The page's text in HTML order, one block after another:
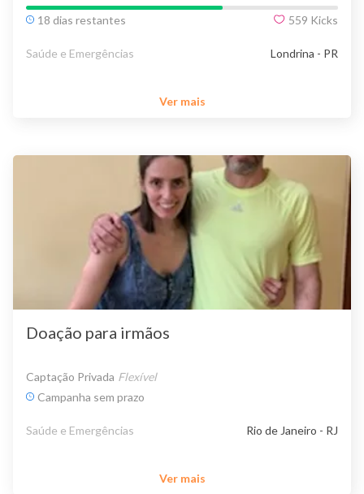
18 dias restantes
559 Kicks
Saúde e Emergências Londrina - PR
Ver mais
Doação para irmãos
Captação Privada Flexível
Campanha sem prazo
Saúde e Emergências Rio de Janeiro - RJ
Ver mais